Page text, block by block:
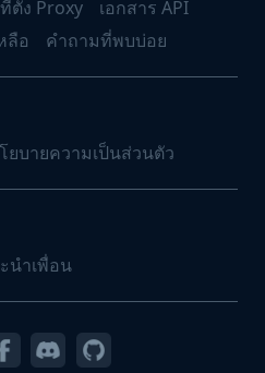
ตั้ง Proxy
เอกสาร API
ลือ คำถามที่พบบ่อย
ยบายความเป็นส่วนตัว
นำเพื่อน